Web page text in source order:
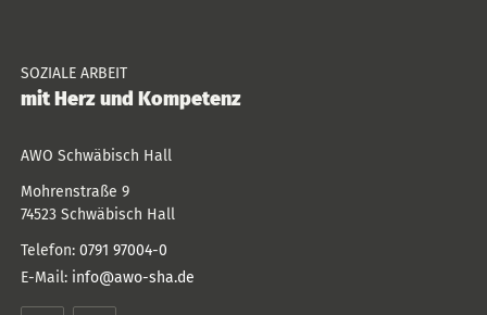
SOZIALE ARBEIT
mit Herz und Kompetenz
AWO Schwäbisch Hall
Mohrenstraße 9
74523 Schwäbisch Hall
Telefon: 0791 97004-0
E-Mail: info@awo-sha.de